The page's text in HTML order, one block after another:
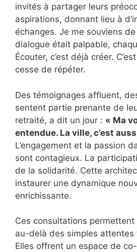
invités à partager leurs
aspirations, donnant lieu à
échanges. Je me souviens
dialogue était palpable,
Écouter, c’est déjà créer.
cesse de répéter.
Des témoignages affluent,
sentent partie prenante de
retraité, a dit un jour : « Ma
entendue. La ville, c’est
L’engagement et la passion
sont contagieux. La
de la solidarité. Cette
instaurer une dynamique
enrichissante.
Ces consultations permettent
au-delà des simples attentes
Elles offrent un espace de